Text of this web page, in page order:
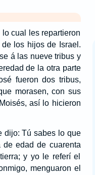
cual les repartieron
los hijos de Israel.
á las nueve tribus y
de la otra parte
fueron dos tribus,
morasen, con sus
así lo hicieron
dijo: Tú sabes lo que
de edad de cuarenta
y yo le referí el
menguaron el